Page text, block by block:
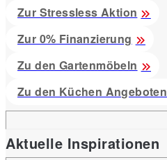
Zur Stressless Aktion
Zur 0% Finanzierung
Zu den Gartenmöbeln
Zu den Küchen Angeboten
Aktuelle Inspirationen